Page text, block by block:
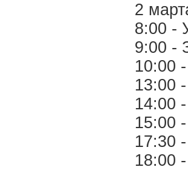
2
8:00 -
9:00 -
10:00
13:00
14:00
15:00
17:30
18:00